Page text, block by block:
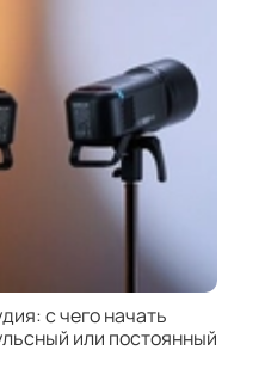
с чего начать
или постоянный